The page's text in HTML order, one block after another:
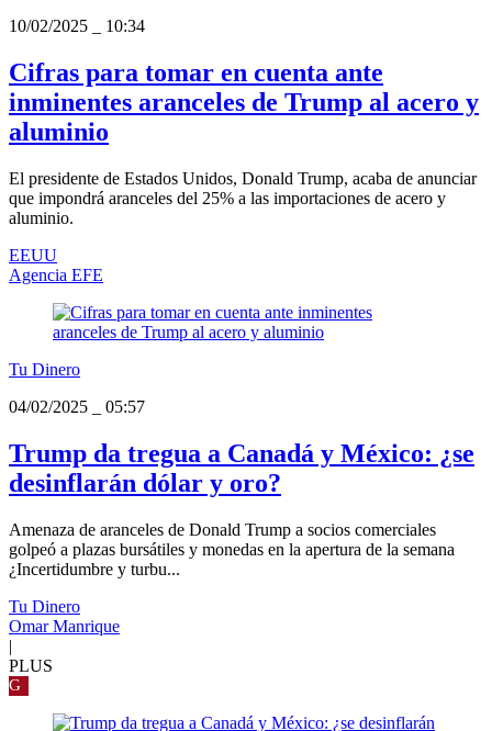
10/02/2025
10:34
Cifras para tomar en cuenta ante
inminentes aranceles de Trump al acero y
aluminio
El presidente de Estados Unidos, Donald Trump, acaba de anunciar
que impondrá aranceles del 25% a las importaciones de acero y
aluminio.
EEUU
Agencia EFE
Tu Dinero
04/02/2025
05:57
Trump da tregua a Canadá y México: ¿se
desinflarán dólar y oro?
Amenaza de aranceles de Donald Trump a socios comerciales
golpeó a plazas bursátiles y monedas en la apertura de la semana
¿Incertidumbre y turbu...
Tu Dinero
Omar Manrique
|
PLUS
G